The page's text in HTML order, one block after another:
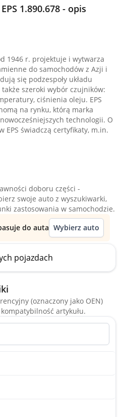
1.890.678 - opis
1946 r. projektuje i wytwarza
do samochodów z Azji i
się podzespoły układu
także szeroki wybór czujników:
ciśnienia oleju. EPS
na rynku, którą marka
technologii. O
EPS świadczą certyfikaty, m.in.
doboru części -
swoje auto z wyszukiwarki,
zastosowania w samochodzie.
do auta Wybierz auto
pojazdach
(oznaczony jako OEN)
artykułu.